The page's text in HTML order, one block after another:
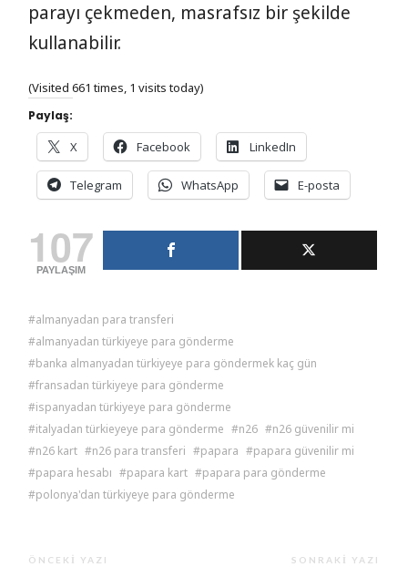
parayı çekmeden, masrafsız bir şekilde
kullanabilir.
(Visited 661 times, 1 visits today)
Paylaş:
X Facebook LinkedIn
Telegram WhatsApp E-posta
107
PAYLAŞIM
almanyadan para transferi
almanyadan türkiyeye para gönderme
banka almanyadan türkiyeye para göndermek kaç gün
fransadan türkiyeye para gönderme
ispanyadan türkiyeye para gönderme
italyadan türkieyeye para gönderme
n26
n26 güvenilir mi
n26 kart
n26 para transferi papara
papara güvenilir mi
papara hesabı
papara kart
papara para gönderme
polonya'dan türkiyeye para gönderme
ÖNCEKI YAZI SONRAKI YAZI